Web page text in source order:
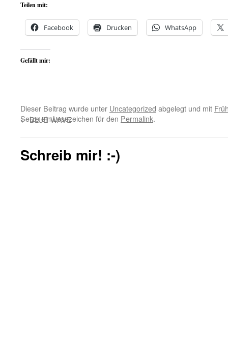
Teilen mit:
Facebook Drucken WhatsApp
Gefällt mir:
Dieser Beitrag wurde unter Uncategorized abgelegt und mit
Setze ein Lesezeichen für den Permalink.
←BLUE WAVE
Schreib mir! :-)